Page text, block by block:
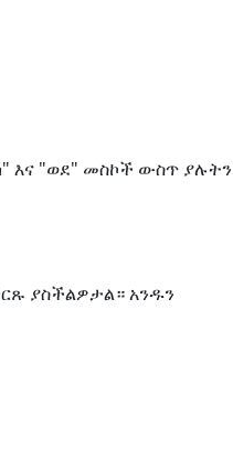
እና "ወደ" መስኮች ውስጥ ያሉትን
ያስችልዎታል። አንዱን